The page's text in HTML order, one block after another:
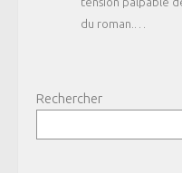
du roman.…
Rechercher